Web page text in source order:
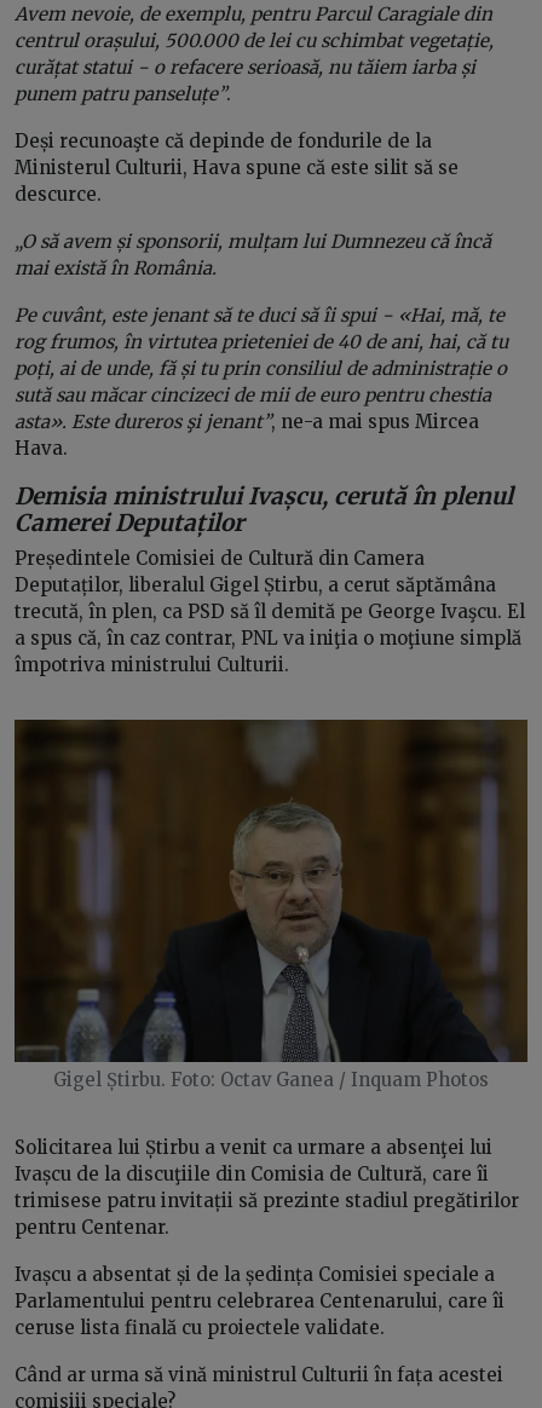
Avem nevoie, de exemplu, pentru Parcul Caragiale din
centrul orașului, 500.000 de lei cu schimbat vegetație,
curățat statui − o refacere serioasă, nu tăiem iarba și
punem patru panseluțe”.
Deși recunoaşte că depinde de fondurile de la
Ministerul Culturii, Hava spune că este silit să se
descurce.
„O să avem și sponsorii, mulțam lui Dumnezeu că încă
mai există în România.
Pe cuvânt, este jenant să te duci să îi spui − «Hai, mă, te
rog frumos, în virtutea prieteniei de 40 de ani, hai, că tu
poți, ai de unde, fă și tu prin consiliul de administrație o
sută sau măcar cincizeci de mii de euro pentru chestia
asta». Este dureros şi jenant”, ne-a mai spus Mircea
Hava.
Demisia ministrului Ivașcu, cerută în plenul
Camerei Deputaților
Președintele Comisiei de Cultură din Camera
Deputaților, liberalul Gigel Știrbu, a cerut săptămâna
trecută, în plen, ca PSD să îl demită pe George Ivaşcu. El
a spus că, în caz contrar, PNL va iniţia o moţiune simplă
împotriva ministrului Culturii.
Gigel Știrbu. Foto: Octav Ganea / Inquam Photos
Solicitarea lui Știrbu a venit ca urmare a absenţei lui
Ivașcu de la discuţiile din Comisia de Cultură, care îi
trimisese patru invitații să prezinte stadiul pregătirilor
pentru Centenar.
Ivașcu a absentat și de la ședința Comisiei speciale a
Parlamentului pentru celebrarea Centenarului, care îi
ceruse lista finală cu proiectele validate.
Când ar urma să vină ministrul Culturii în fața acestei
comisiii speciale?